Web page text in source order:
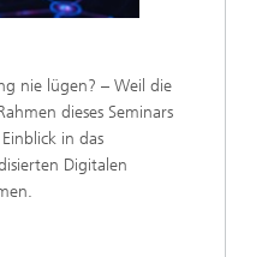
nie lügen? ​– Weil die
dieses Seminars
in das
Digitalen